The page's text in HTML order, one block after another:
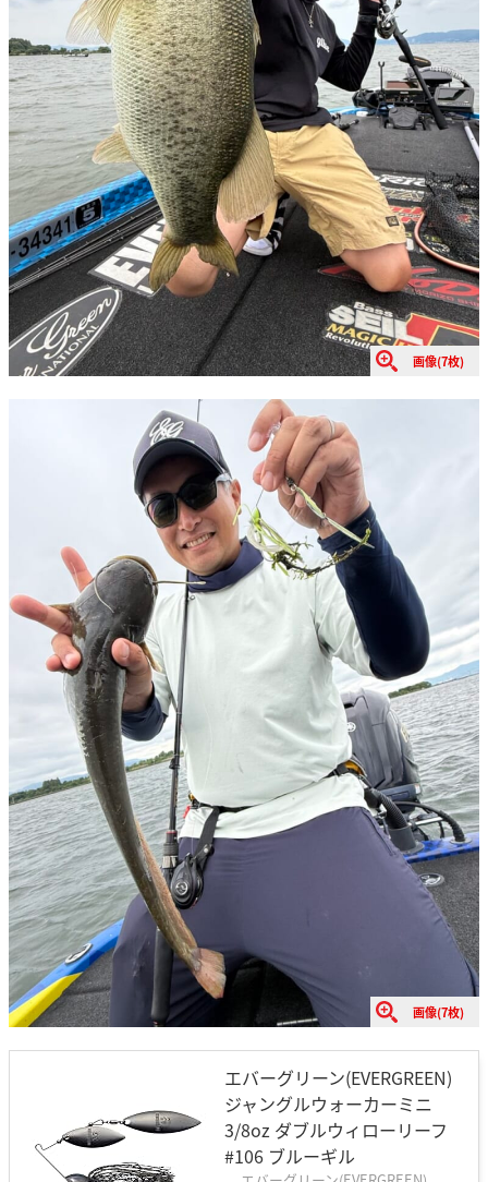
画像(7枚)
画像(7枚)
エバーグリーン(EVERGREEN)
ジャングルウォーカーミニ
3/8oz ダブルウィローリーフ
#106 ブルーギル